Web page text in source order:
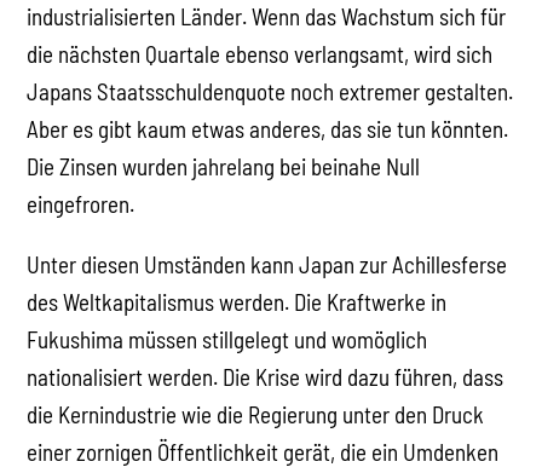
industrialisierten Länder. Wenn das Wachstum sich für
die nächsten Quartale ebenso verlangsamt, wird sich
Japans Staatsschuldenquote noch extremer gestalten.
Aber es gibt kaum etwas anderes, das sie tun könnten.
Die Zinsen wurden jahrelang bei beinahe Null
eingefroren.
Unter diesen Umständen kann Japan zur Achillesferse
des Weltkapitalismus werden. Die Kraftwerke in
Fukushima müssen stillgelegt und womöglich
nationalisiert werden. Die Krise wird dazu führen, dass
die Kernindustrie wie die Regierung unter den Druck
einer zornigen Öffentlichkeit gerät, die ein Umdenken